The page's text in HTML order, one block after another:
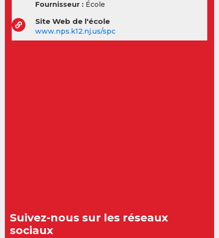
Fournisseur : École
Site Web de l'école
www.nps.k12.nj.us/spc
Suivez-nous sur les réseaux
sociaux